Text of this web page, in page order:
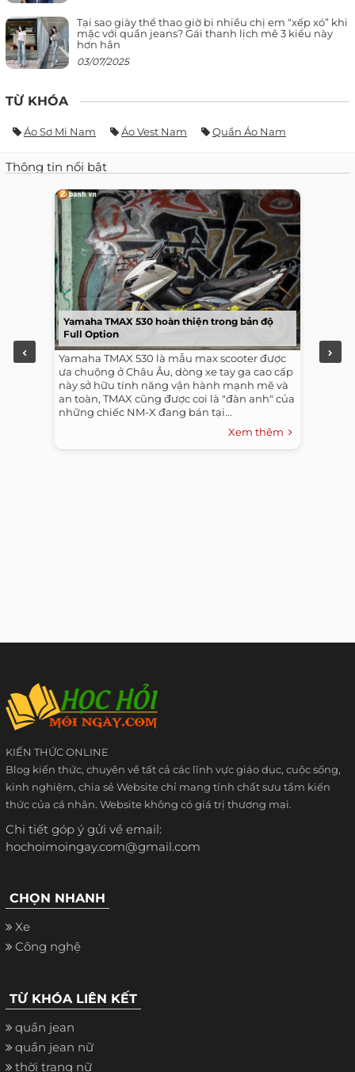
Tại sao giày thể thao giờ bị nhiều chị em “xếp xó” khi
mặc với quần jeans? Gái thanh lịch mê 3 kiểu này
hơn hẳn
03/07/2025
TỪ KHÓA
Áo Sơ Mi Nam Áo Vest Nam Quần Áo Nam
Thông tin nổi bật
Yamaha TMAX 530 hoàn thiện trong bản độ
Full Option
Yamaha TMAX 530 là mẫu max scooter được
ưa chuộng ở Châu Âu, dòng xe tay ga cao cấp
này sở hữu tính năng vận hành mạnh mẽ và
an toàn, TMAX cũng được coi là "đàn anh" của
những chiếc NM-X đang bán tại...
Xem thêm
KIẾN THỨC ONLINE
Blog kiến thức, chuyên về tất cả các lĩnh vực giáo dục, cuộc sống,
kinh nghiệm, chia sẻ Website chỉ mang tính chất sưu tầm kiến
thức của cá nhân. Website không có giá trị thương mại.
Chi tiết góp ý gửi về email:
hochoimoingay.com@gmail.com
CHỌN NHANH
Xe
Công nghệ
TỪ KHÓA LIÊN KẾT
quần jean
quần jean nữ
thời trang nữ